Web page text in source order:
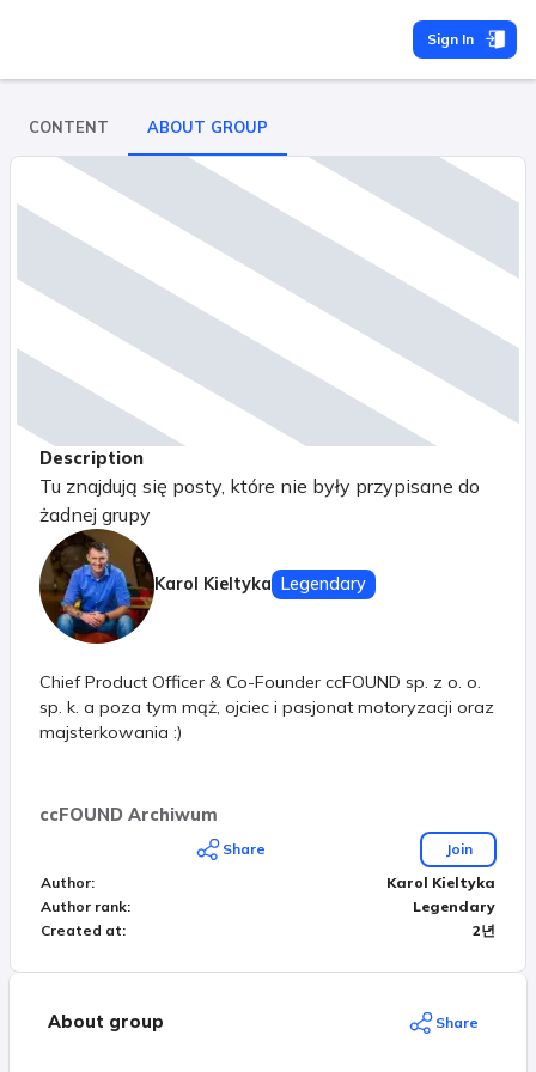
Sign In
CONTENT ABOUT GROUP
Description
Tu znajdują się posty, które nie były przypisane do
żadnej grupy
Karol Kieltyka Legendary
Chief Product Officer & Co-Founder ccFOUND sp. z o. o.
sp. k. a poza tym mąż, ojciec i pasjonat motoryzacji oraz
majsterkowania :)
ccFOUND Archiwum
Share
Join
Author:
Karol Kieltyka
Author rank:
Legendary
Created at: 2년
About group Share